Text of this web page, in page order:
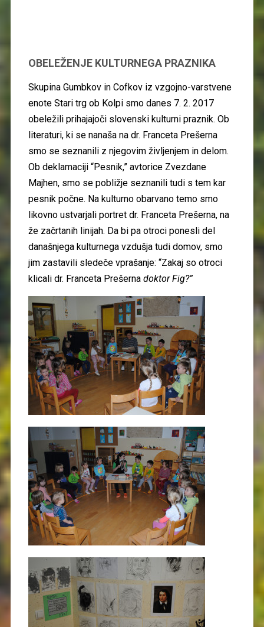
OBELEŽENJE KULTURNEGA PRAZNIKA
Skupina Gumbkov in Cofkov iz vzgojno-varstvene
enote Stari trg ob Kolpi smo danes 7. 2. 2017
obeležili prihajajoči slovenski kulturni praznik. Ob
literaturi, ki se nanaša na dr. Franceta Prešerna
smo se seznanili z njegovim življenjem in delom.
Ob deklamaciji “Pesnik,” avtorice Zvezdane
Majhen, smo se pobližje seznanili tudi s tem kar
pesnik počne. Na kulturno obarvano temo smo
likovno ustvarjali portret dr. Franceta Prešerna, na
že začrtanih linijah. Da bi pa otroci ponesli del
današnjega kulturnega vzdušja tudi domov, smo
jim zastavili sledeče vprašanje: “Zakaj so otroci
klicali dr. Franceta Prešernadoktor Fig?”